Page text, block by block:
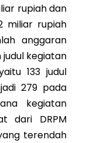
rupiah dan
miliar rupiah
anggaran
judul kegiatan
133 judul
279 pada
kegiatan
dari DRPM
terendah